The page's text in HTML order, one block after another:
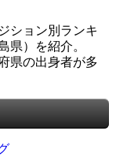
ション別ランキ
県）を紹介。
県の出身者が多